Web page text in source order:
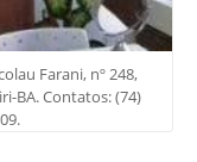
Farani, nº 248,
BA. Contatos: (74)